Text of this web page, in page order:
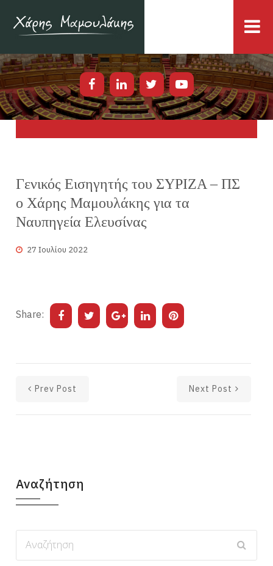
Γενικός Εισηγητής του ΣΥΡΙΖΑ – ΠΣ
ο Χάρης Μαμουλάκης για τα
Ναυπηγεία Ελευσίνας
27 Ιουλίου 2022
Share:
Prev Post Next Post
Αναζήτηση